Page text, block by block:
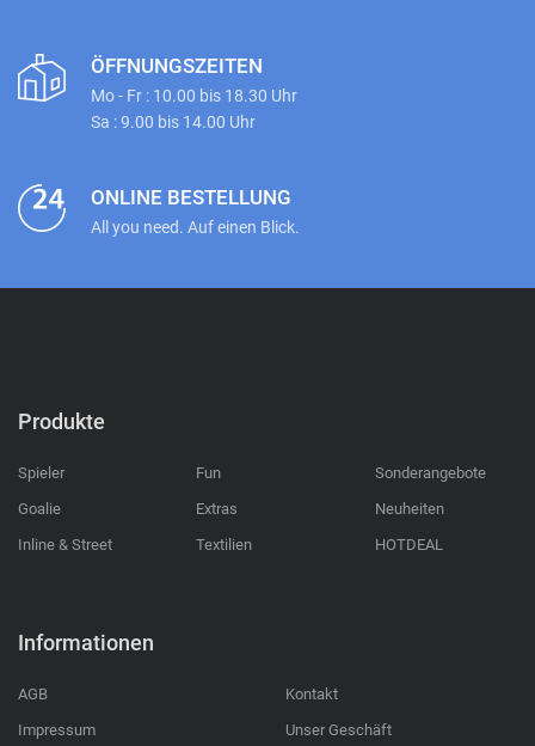
ÖFFNUNGSZEITEN
Mo - Fr : 10.00 bis 18.30 Uhr
Sa : 9.00 bis 14.00 Uhr
ONLINE BESTELLUNG
All you need. Auf einen Blick.
Produkte
Spieler
Goalie
Inline & Street
Fun
Extras
Textilien
Sonderangebote
Neuheiten
HOTDEAL
Informationen
AGB
Impressum
Kontakt
Unser Geschäft